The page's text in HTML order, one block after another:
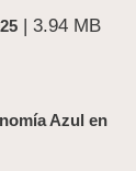
| 3.94 MB
Azul en